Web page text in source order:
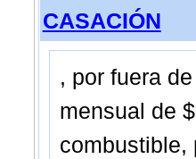
CASACIÓN
, por fuera
mensual de
combustible,